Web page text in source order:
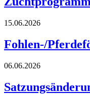
15.06.2026
Fohlen-/
06.06.2026